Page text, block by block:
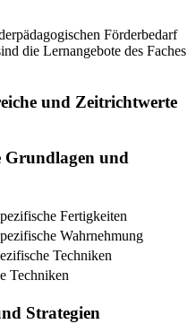
Förderbedarf
die Lernangebote des Faches
und Zeitrichtwerte
Grundlagen und
Fertigkeiten
Wahrnehmung
Techniken
Techniken
Strategien